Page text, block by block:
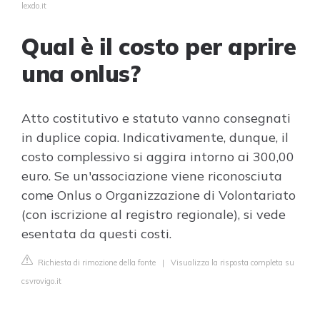
lexdo.it
Qual è il costo per aprire
una onlus?
Atto costitutivo e statuto vanno consegnati
in duplice copia. Indicativamente, dunque, il
costo complessivo si aggira intorno ai 300,00
euro. Se un'associazione viene riconosciuta
come Onlus o Organizzazione di Volontariato
(con iscrizione al registro regionale), si vede
esentata da questi costi.
Richiesta di rimozione della fonte | Visualizza la risposta completa su
csvrovigo.it